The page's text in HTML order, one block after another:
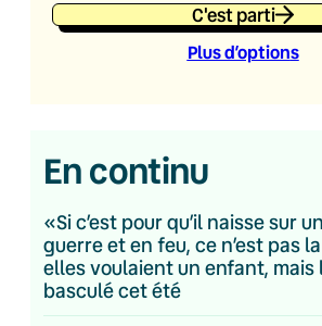
C'est parti
Plus d’options
En continu
«Si c’est pour qu’il naisse sur
guerre et en feu, ce n’est pas
elles voulaient un enfant, mais
basculé cet été